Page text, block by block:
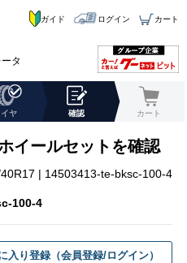
タ
ガイド ログイン カート
イヤ 確認 カート
イールセットを確認
| 14503413-te-bksc-100-4
100-4
入り登録（会員登録/ログイン）